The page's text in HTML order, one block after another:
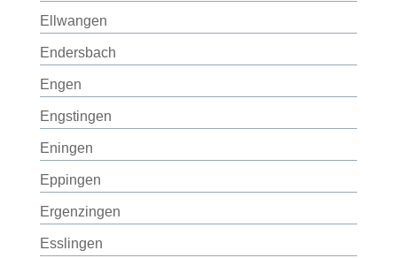
Ellwangen
Endersbach
Engen
Engstingen
Eningen
Eppingen
Ergenzingen
Esslingen